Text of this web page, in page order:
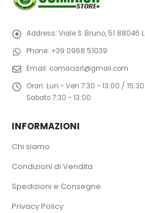
Address: Viale S. Bruno, 51 88046
Phone: +39 0968 51039
Email: comacisrl@gmail.com
Orari: Lun - Ven 7:30 - 13:00 /
Sabato 7:30 - 13:00
INFORMAZIONI
Chi siamo
Condizioni di Vendita
Spedizioni e Consegne
Privacy Policy